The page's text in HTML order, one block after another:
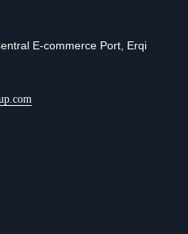
E-commerce Port, Erqi